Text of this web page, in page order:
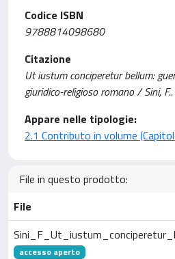
Codice ISBN
9788814098680
Citazione
Ut iustum conciperetur bellum:
giuridico-religioso romano / Sini,
Appare nelle tipologie:
2.1 Contributo in volume
File in questo prodotto:
File
accesso aperto